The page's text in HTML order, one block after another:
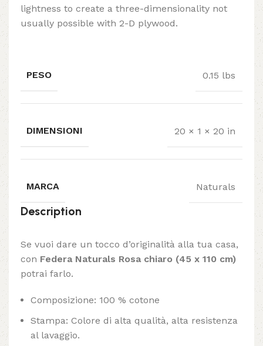
lightness to create a three-dimensionality not
usually possible with 2-D plywood.
PESO 0.15 lbs
DIMENSIONI 20 × 1 × 20 in
MARCA Naturals
Description
Se vuoi dare un tocco d’originalità alla tua casa,
con Federa Naturals Rosa chiaro (45 x 110 cm)
potrai farlo.
Composizione: 100 % cotone
Stampa: Colore di alta qualità, alta resistenza
al lavaggio.